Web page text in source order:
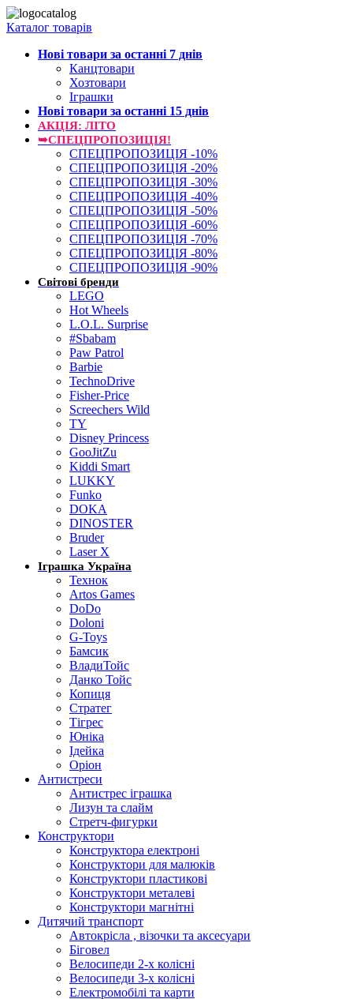
Каталог товарів
Нові товари за останнi 7 днiв
Канцтовари
Хозтовари
Іграшки
Нові товари за останнi 15 днiв
АКЦІЯ: ЛІТО
➥СПЕЦПРОПОЗИЦІЯ!
СПЕЦПРОПОЗИЦІЯ -10%
СПЕЦПРОПОЗИЦІЯ -20%
СПЕЦПРОПОЗИЦІЯ -30%
СПЕЦПРОПОЗИЦІЯ -40%
СПЕЦПРОПОЗИЦІЯ -50%
СПЕЦПРОПОЗИЦІЯ -60%
СПЕЦПРОПОЗИЦІЯ -70%
СПЕЦПРОПОЗИЦІЯ -80%
СПЕЦПРОПОЗИЦІЯ -90%
Світові бренди
LEGO
Hot Wheels
L.O.L. Surprise
#Sbabam
Paw Patrol
Barbie
TechnoDrive
Fisher-Price
Screechers Wild
TY
Disney Princess
GooJitZu
Kiddi Smart
LUKKY
Funko
DOKA
DINOSTER
Bruder
Laser X
Іграшка Україна
Технок
Artos Games
DoDo
Doloni
G-Toys
Бамсик
ВладиТойс
Данко Тойс
Копиця
Стратег
Тігрес
Юніка
Ідейка
Оріон
Антистреси
Антистрес іграшка
Лизун та слайм
Стретч-фигурки
Конструктори
Конструктора електроні
Конструктори для малюків
Конструктори пластикові
Конструктори металеві
Конструктори магнітні
Дитячий транспорт
Автокрісла , візочки та аксесуари
Біговел
Велосипеди 2-х колісні
Велосипеди 3-х колісні
Електромобілі та карти